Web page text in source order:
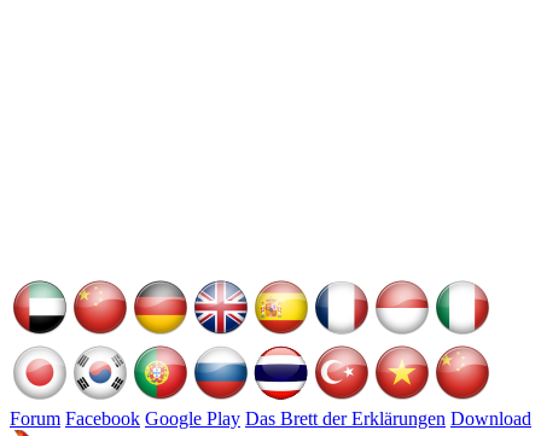
Forum Facebook Google Play Das Brett der Erklärungen Download